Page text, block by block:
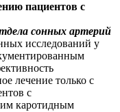
пациентов с
сонных артерий
исследований у
лечение только с
с
каротидным